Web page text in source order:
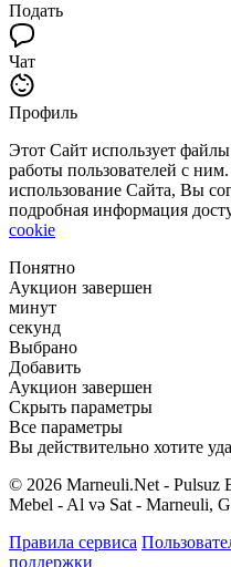
Подать
Чат
Профиль
Этот Сайт использует
работы пользователей с
использование Сайта, Вы
подробная информация
cookie
Понятно
Аукцион завершен
минут
секунд
Выбрано
Добавить
Аукцион завершен
Скрыть параметры
Все параметры
Вы действительно хотите
© 2026 Marneuli.Net - Pulsuz
Mebel - Al və Sat - Marneuli,
Правила сервиса
поддержки